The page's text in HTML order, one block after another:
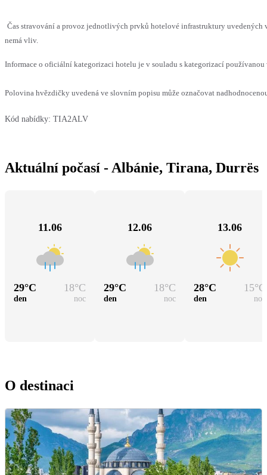
Čas stravování a provoz jednotlivých prvků hotelové infrastruktury uvedených
nemá vliv.
Informace o oficiální kategorizaci hotelu je v souladu s kategorizací
Polovina hvězdičky uvedená ve slovním popisu může označovat
Kód nabídky: TIA2ALV
Aktuální počasí - Albánie, Tirana, Durrës
11.06
29°C 18°C
den noc
12.06
29°C 18°C
den noc
13.06
28°C 15°C
den noc
O destinaci